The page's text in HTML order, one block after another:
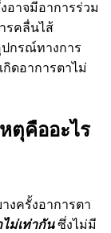
อาจมีอาการร่วม
รคลื่นไส้
กรณ์ทางการ
กิดอาการตาไม่
ตุคืออะไร
งครั้งอาการตา
ม่เท่ากัน ซึ่งไม่มี